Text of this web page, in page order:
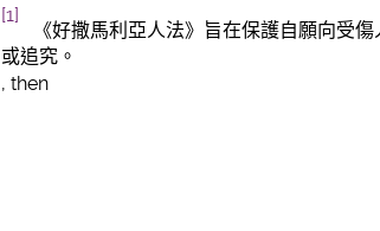
[1]
《好撒馬利亞人法》旨在保護自願向受
或追究。
, then